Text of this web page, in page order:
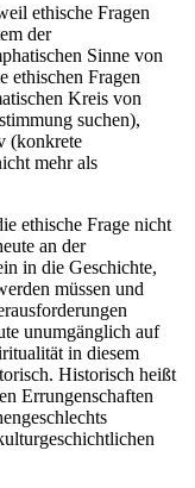
ethische Fragen
der
Sinne von
ethischen Fragen
Kreis von
suchen),
(konkrete
mehr als
ethische Frage nicht
an der
in die Geschichte,
müssen und
unumgänglich auf
in diesem
Historisch heißt
Errungenschaften